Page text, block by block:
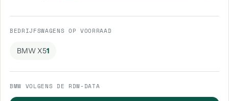
BEDRIJFSWAGENS OP VOORRAAD
BMW X51
BMW VOLGENS DE RDW-DATA